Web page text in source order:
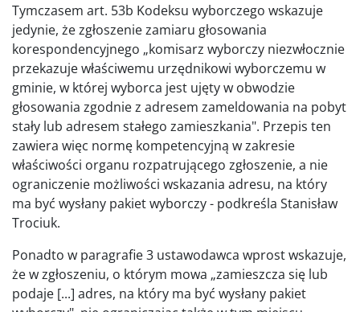
Tymczasem art. 53b Kodeksu wyborczego wskazuje
jedynie, że zgłoszenie zamiaru głosowania
korespondencyjnego „komisarz wyborczy niezwłocznie
przekazuje właściwemu urzędnikowi wyborczemu w
gminie, w której wyborca jest ujęty w obwodzie
głosowania zgodnie z adresem zameldowania na pobyt
stały lub adresem stałego zamieszkania". Przepis ten
zawiera więc normę kompetencyjną w zakresie
właściwości organu rozpatrującego zgłoszenie, a nie
ograniczenie możliwości wskazania adresu, na który
ma być wysłany pakiet wyborczy - podkreśla Stanisław
Trociuk.
Ponadto w paragrafie 3 ustawodawca wprost wskazuje,
że w zgłoszeniu, o którym mowa „zamieszcza się lub
podaje [...] adres, na który ma być wysłany pakiet